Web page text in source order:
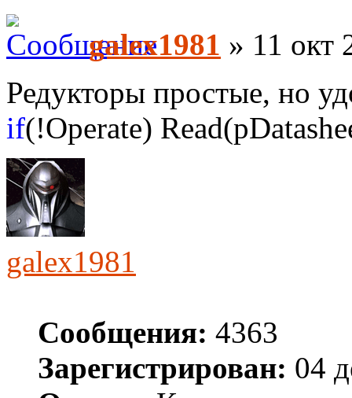
galex1981 » 11 окт
Редукторы простые, но
if(!Operate)
galex1981
Сообщения: 4363
Зарегистрирован: 04